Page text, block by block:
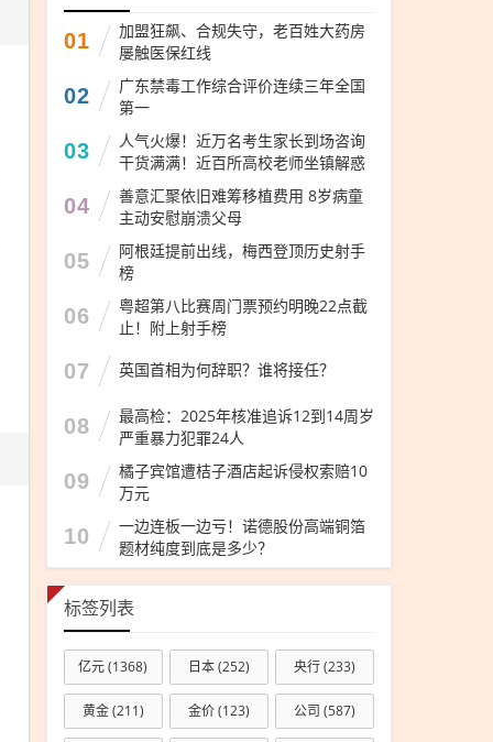
01
加盟狂飙、合规失守，老百姓大药房
屡触医保红线
02
广东禁毒工作综合评价连续三年全国
第一
03
人气火爆！近万名考生家长到场咨询
干货满满！近百所高校老师坐镇解惑
04
善意汇聚依旧难筹移植费用 8岁病童
主动安慰崩溃父母
05
阿根廷提前出线，梅西登顶历史射手
榜
06
粤超第八比赛周门票预约明晚22点截
止！附上射手榜
07 英国首相为何辞职？谁将接任？
08
最高检：2025年核准追诉12到14周岁
严重暴力犯罪24人
09
橘子宾馆遭桔子酒店起诉侵权索赔10
万元
10
一边连板一边亏！诺德股份高端铜箔
题材纯度到底是多少？
标签列表
亿元(1368) 日本(252) 央行(233)
黄金(211) 金价(123) 公司 (587)